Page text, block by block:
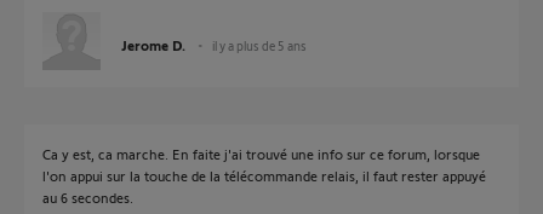
Jerome D. il y a plus de 5 ans
Ca y est, ca marche. En faite j'ai trouvé une info sur ce forum, lorsque
l'on appui sur la touche de la télécommande relais, il faut rester appuyé
au 6 secondes.